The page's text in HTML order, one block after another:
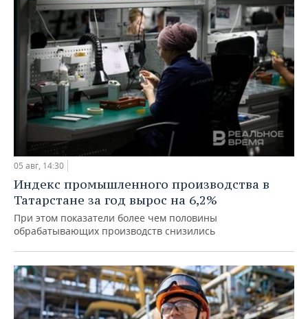
05 авг, 14:30
Индекс промышленного производства в
Татарстане за год вырос на 6,2%
При этом показатели более чем половины
обрабатывающих производств снизились